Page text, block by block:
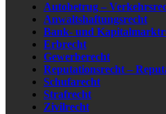
Autobetrug –
Anwaltshaftungsrecht
Bank- und
Erbrecht
Gewerberecht
Reputationsrecht –
Schufarecht
Strafrecht
Zivilrecht